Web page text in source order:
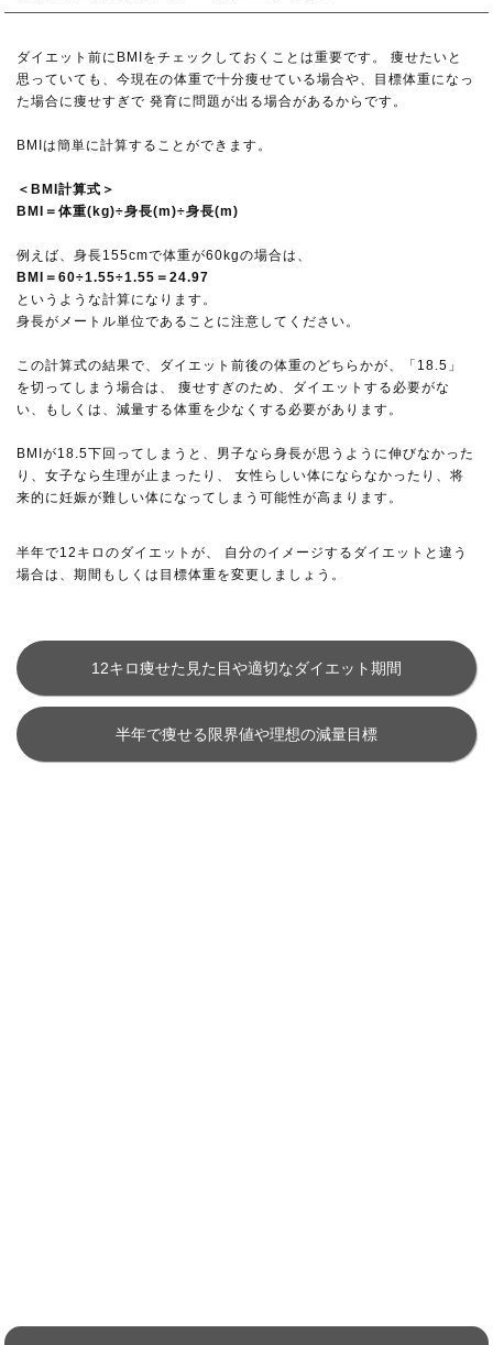
ダイエット前にBMIをチェックしておくことは重要です。 痩せたいと
思っていても、今現在の体重で十分痩せている場合や、目標体重になっ
た場合に痩せすぎで 発育に問題が出る場合があるからです。
BMIは簡単に計算することができます。
＜BMI計算式＞
BMI＝体重(kg)÷身長(m)÷身長(m)
例えば、身長155cmで体重が60kgの場合は、
BMI＝60÷1.55÷1.55＝24.97
というような計算になります。
身長がメートル単位であることに注意してください。
この計算式の結果で、ダイエット前後の体重のどちらかが、「18.5」
を切ってしまう場合は、 痩せすぎのため、ダイエットする必要がな
い、もしくは、減量する体重を少なくする必要があります。
BMIが18.5下回ってしまうと、男子なら身長が思うように伸びなかった
り、女子なら生理が止まったり、 女性らしい体にならなかったり、将
来的に妊娠が難しい体になってしまう可能性が高まります。
半年で12キロのダイエットが、 自分のイメージするダイエットと違う
場合は、期間もしくは目標体重を変更しましょう。
12キロ痩せた見た目や適切なダイエット期間
半年で痩せる限界値や理想の減量目標